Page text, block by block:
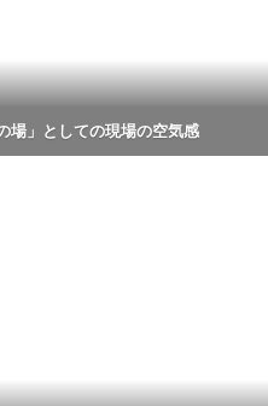
場」としての現場の空気感